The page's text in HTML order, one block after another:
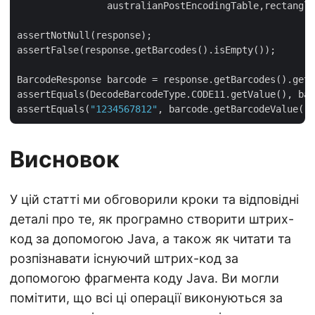
assertNotNull(response);
assertFalse(response.getBarcodes().isEmpty());
BarcodeResponse barcode = response.getBarcodes().get(
assertEquals(DecodeBarcodeType.CODE11.getValue(),
assertEquals( "1234567812"
Висновок
У цій статті ми обговорили кроки та відповідні
деталі про те, як програмно створити штрих-
код за допомогою Java, а також як читати та
розпізнавати існуючий штрих-код за
допомогою фрагмента коду Java. Ви могли
помітити, що всі ці операції виконуються за